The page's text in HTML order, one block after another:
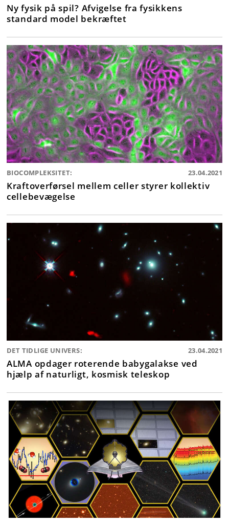
Ny fysik på spil? Afvigelse fra fysikkens
standard model bekræftet
BIOCOMPLEKSITET: 23.04.2021
Kraftoverførsel mellem celler styrer kollektiv
cellebevægelse
DET TIDLIGE UNIVERS: 23.04.2021
ALMA opdager roterende babygalakse ved
hjælp af naturligt, kosmisk teleskop